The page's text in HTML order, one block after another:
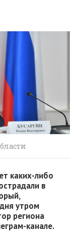
каких-либо
в
утром
региона
канале.